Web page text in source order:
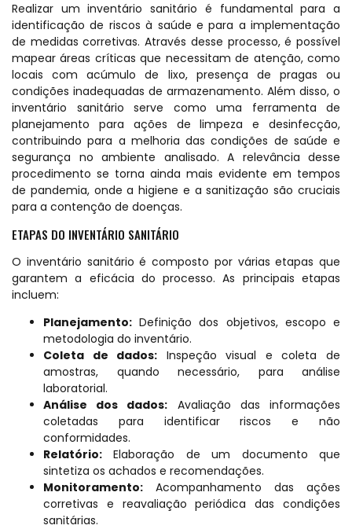
Realizar um inventário sanitário é fundamental para a
identificação de riscos à saúde e para a implementação
de medidas corretivas. Através desse processo, é possível
mapear áreas críticas que necessitam de atenção, como
locais com acúmulo de lixo, presença de pragas ou
condições inadequadas de armazenamento. Além disso, o
inventário sanitário serve como uma ferramenta de
planejamento para ações de limpeza e desinfecção,
contribuindo para a melhoria das condições de saúde e
segurança no ambiente analisado. A relevância desse
procedimento se torna ainda mais evidente em tempos
de pandemia, onde a higiene e a sanitização são cruciais
para a contenção de doenças.
ETAPAS DO INVENTÁRIO SANITÁRIO
O inventário sanitário é composto por várias etapas que
garantem a eficácia do processo. As principais etapas
incluem:
Planejamento: Definição dos objetivos, escopo e
metodologia do inventário.
Coleta de dados: Inspeção visual e coleta de
amostras, quando necessário, para análise
laboratorial.
Análise dos dados: Avaliação das informações
coletadas para identificar riscos e não
conformidades.
Relatório: Elaboração de um documento que
sintetiza os achados e recomendações.
Monitoramento: Acompanhamento das ações
corretivas e reavaliação periódica das condições
sanitárias.